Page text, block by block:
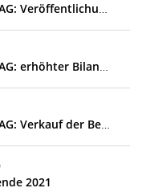
EQS-Adhoc: Maschinenfabrik HEID AG: Veröffentlichung einer Transaktion mit einer nahestehenden Person gemäß § 95a Abs 5 AktG
EQS-Adhoc: Maschinenfabrik HEID AG: erhöhter Bilanzverlust 2022
EQS-Adhoc: Maschinenfabrik HEID AG: Verkauf der Betriebsliegenschaften in Stockerau
2021